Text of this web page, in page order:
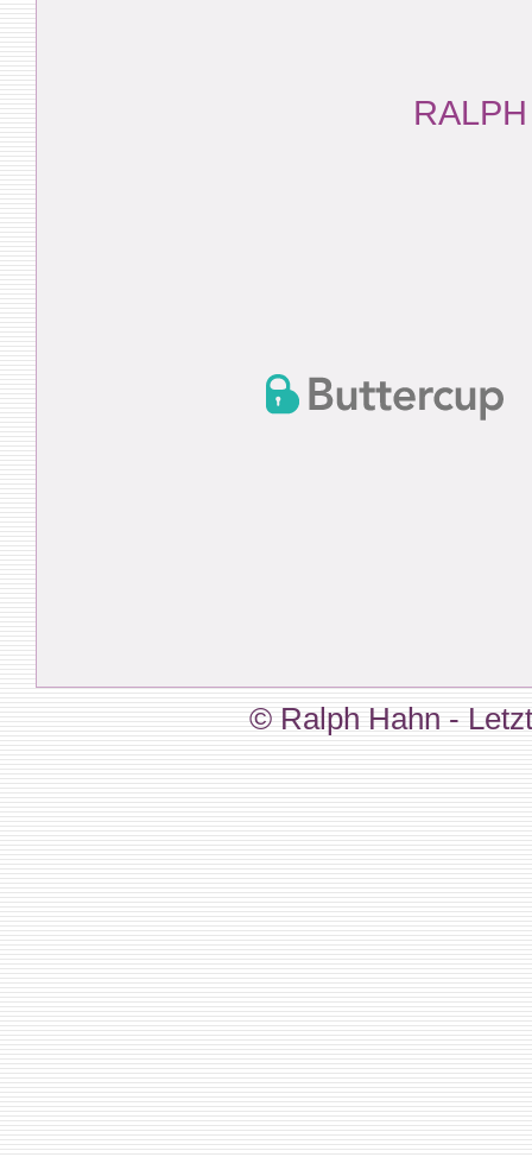
© Ralph Hahn -